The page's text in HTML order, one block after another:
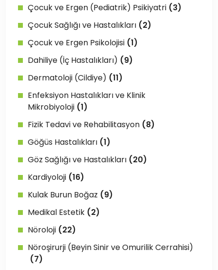
Çocuk ve Ergen (Pediatrik) Psikiyatri (3)
Çocuk Sağlığı ve Hastalıkları (2)
Çocuk ve Ergen Psikolojisi (1)
Dahiliye (İç Hastalıkları) (9)
Dermatoloji (Cildiye) (11)
Enfeksiyon Hastalıkları ve Klinik
Mikrobiyoloji (1)
Fizik Tedavi ve Rehabilitasyon (8)
Göğüs Hastalıkları (1)
Göz Sağlığı ve Hastalıkları (20)
Kardiyoloji (16)
Kulak Burun Boğaz (9)
Medikal Estetik (2)
Nöroloji (22)
Nöroşirurji (Beyin Sinir ve Omurilik Cerrahisi)
(7)